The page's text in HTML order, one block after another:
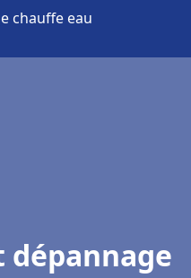
chauffe eau